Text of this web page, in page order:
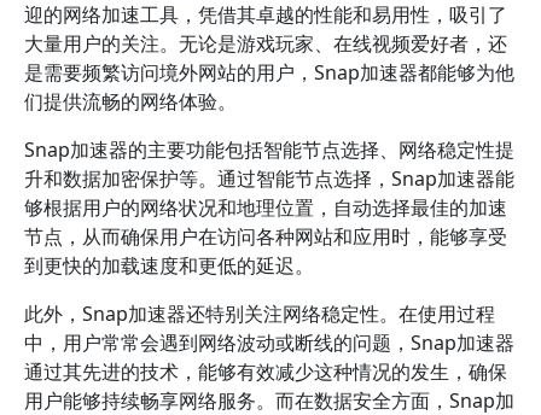
迎的网络加速工具，凭借其卓越的性能和易用性，吸引了
大量用户的关注。无论是游戏玩家、在线视频爱好者，还
是需要频繁访问境外网站的用户，Snap加速器都能够为他
们提供流畅的网络体验。
Snap加速器的主要功能包括智能节点选择、网络稳定性提
升和数据加密保护等。通过智能节点选择，Snap加速器能
够根据用户的网络状况和地理位置，自动选择最佳的加速
节点，从而确保用户在访问各种网站和应用时，能够享受
到更快的加载速度和更低的延迟。
此外，Snap加速器还特别关注网络稳定性。在使用过程
中，用户常常会遇到网络波动或断线的问题，Snap加速器
通过其先进的技术，能够有效减少这种情况的发生，确保
用户能够持续畅享网络服务。而在数据安全方面，Snap加